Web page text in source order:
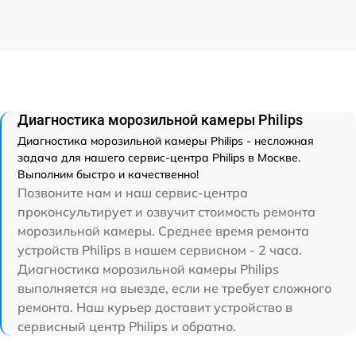
Диагностика морозильной камеры Philips
Диагностика морозильной камеры Philips - несложная
задача для нашего сервис-центра Philips в Москве.
Выполним быстро и качественно!
Позвоните нам и наш сервис-центра
проконсультирует и озвучит стоимость ремонта
морозильной камеры. Среднее время ремонта
устройств Philips в нашем сервисном - 2 часа.
Диагностика морозильной камеры Philips
выполняется на выезде, если не требует сложного
ремонта. Наш курьер доставит устройство в
сервисный центр Philips и обратно.